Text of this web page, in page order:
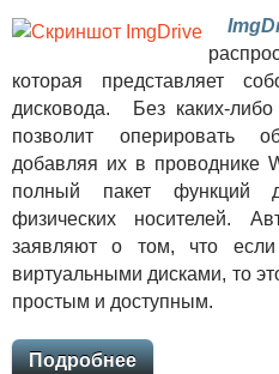
которая представляет
дисковода. Без каких-
позволит оперировать
добавляя их в проводнике
полный пакет функций
физических носителей.
заявляют о том, что если
виртуальными дисками, то
простым и доступным.
Подробнее